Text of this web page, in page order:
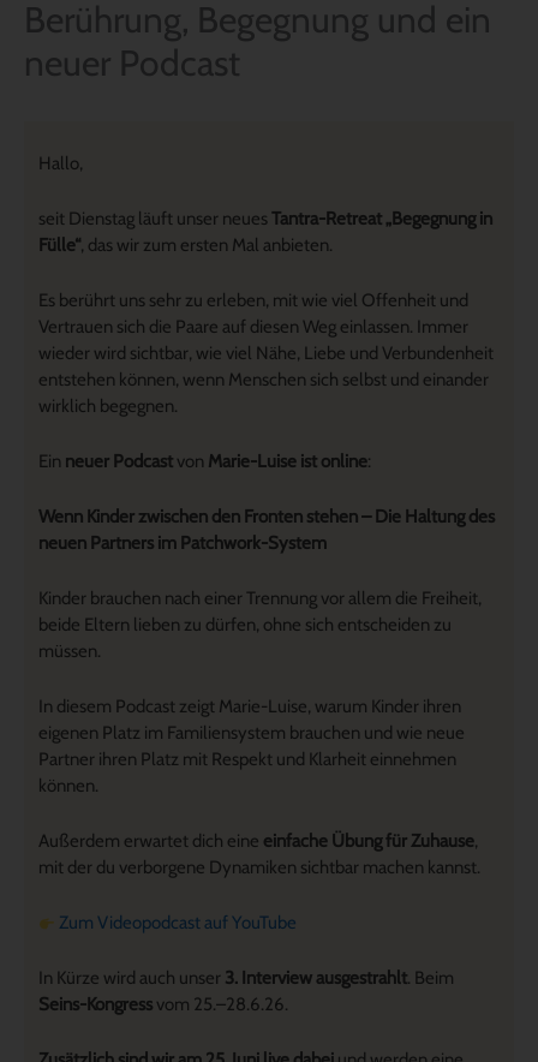
Berührung, Begegnung und ein
neuer Podcast
Hallo,
seit Dienstag läuft unser neuesTantra-Retreat „Begegnung in
Fülle“, das wir zum ersten Mal anbieten.
Es berührt uns sehr zu erleben, mit wie viel Offenheit und
Vertrauen sich die Paare auf diesen Weg einlassen. Immer
wieder wird sichtbar, wie viel Nähe, Liebe und Verbundenheit
entstehen können, wenn Menschen sich selbst und einander
wirklich begegnen.
Ein neuer Podcast von Marie-Luise ist online:
Wenn Kinder zwischen den Fronten stehen – Die Haltung des
neuen Partners im Patchwork-System
Kinder brauchen nach einer Trennung vor allem die Freiheit,
beide Eltern lieben zu dürfen, ohne sich entscheiden zu
müssen.
In diesem Podcast zeigt Marie-Luise, warum Kinder ihren
eigenen Platz im Familiensystem brauchen und wie neue
Partner ihren Platz mit Respekt und Klarheit einnehmen
können.
Außerdem erwartet dich eine einfache Übung für Zuhause,
mit der du verborgene Dynamiken sichtbar machen kannst.
Zum Videopodcast auf YouTube
In Kürze wird auch unser 3. Interview ausgestrahlt. Beim
Seins-Kongress vom 25.–28.6.26.